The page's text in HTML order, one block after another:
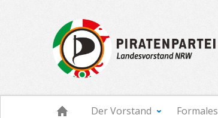
Navigation
Der Vorstand Formales